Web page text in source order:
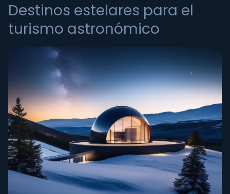
Destinos estelares para el
turismo astronómico